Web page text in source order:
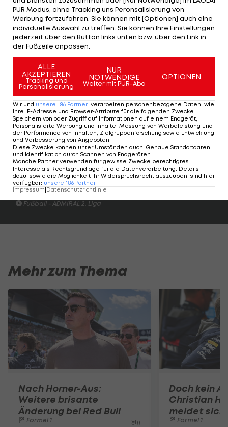
Neugründung und der Rekonstruktion des Teams."
Renault-CEO Luca de Meo betont: "Ich will mich
wärmstens bei Cyril für seine aufopfernde Arbeit
bedanken, die das Renault-F1-Team vom
vorletzten Platz 2016 bis zu den Podiumsplätzen in
der vergangenen Saison führte."
Highlights: Amstetten schießt Admira in
die Krise
Fußball - ADMIRAL 2. Liga
SKU Amstetten -
Mehr zum Thema
Nach Horner-Aus:
Weitere brisante
Änderung bei Red Bull
Formel 1 11
Doch kein
Christian
meldet sich
Formel 1
PUR Modus, ohne Tracking uns Peronsalisierung von
Werbung fortzufahren. Sie können mit [Optionen] auch eine
individuelle Auswahl zu treffen. Sie können Ihre Einstellungen
jederzeit über den Button links unten bzw. über den Link in
der Fußzeile anpassen.
ALLE
AKZEPTIEREN
Tracking und
Personalisierung
NUR
NOTWENDIGE
Weiter mit PUR-Abo
OPTIONEN
Wir und unsere 186 Partner verarbeiten personenbezogene Daten, wie
Ihre IP-Adresse und Browser-Attribute für die folgenden Zwecke:
Speichern von oder Zugriff auf Informationen auf einem Endgerät;
Personalisierte Werbung und Inhalte, Messung von Werbeleistung und
der Performance von Inhalten, Zielgruppenforschung sowie Entwicklung
und Verbesserung von Angeboten.
Diese Zwecke können unter Umständen auch: Genaue Standortdaten
und Identifikation durch Scannen von Endgeräten.
Manche Partner verwenden für gewisse Zwecke berechtigtes
Interesse als Rechtsgrundlage für die Datenverarbeitung. Details
dazu, sowie die Möglichkeit Ihr Widerspruchsrecht auszuüben, sind hier
verfügbar: unsere 186 Partner
Impressum Datenschutzrichtlinie